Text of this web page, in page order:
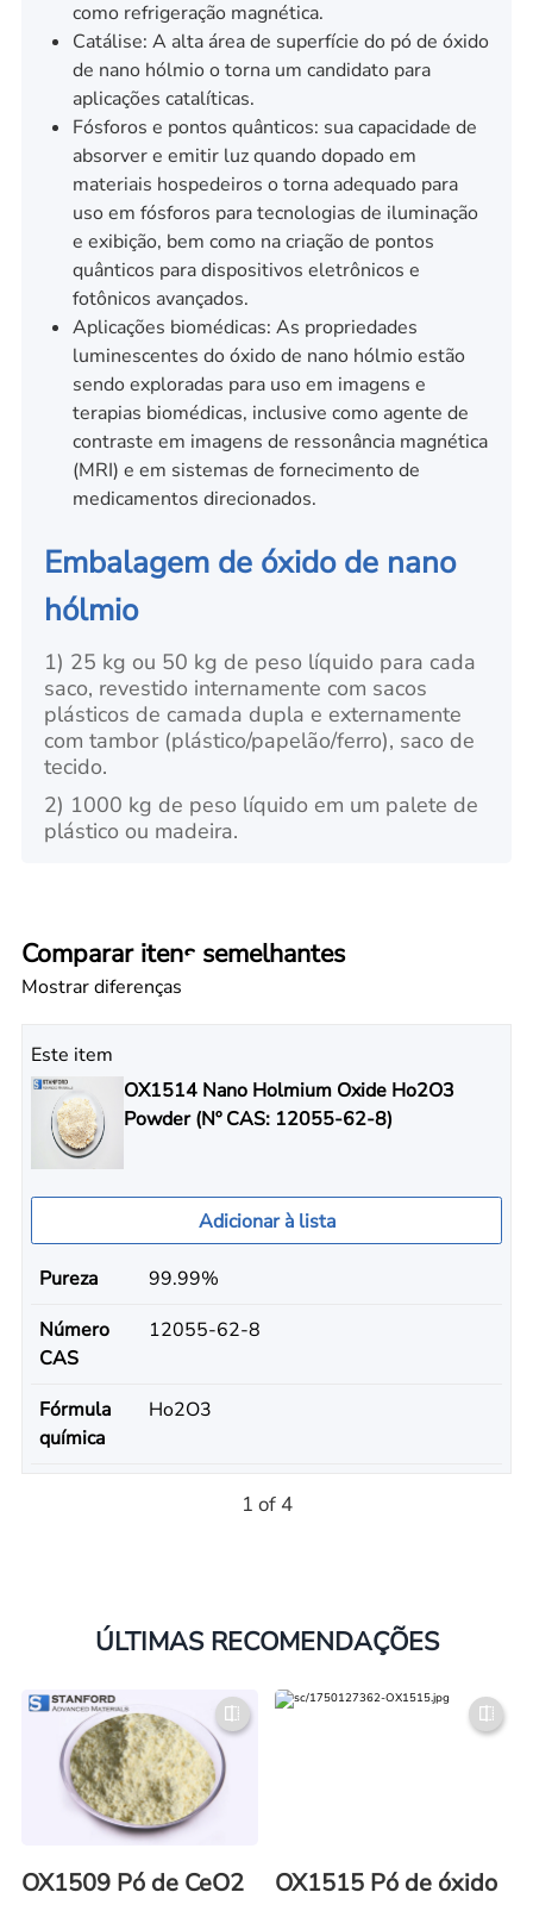
como refrigeração magnética.
Catálise: A alta área de superfície do pó de óxido
de nano hólmio o torna um candidato para
aplicações catalíticas.
Fósforos e pontos quânticos: sua capacidade de
absorver e emitir luz quando dopado em
materiais hospedeiros o torna adequado para
uso em fósforos para tecnologias de iluminação
e exibição, bem como na criação de pontos
quânticos para dispositivos eletrônicos e
fotônicos avançados.
Aplicações biomédicas: As propriedades
luminescentes do óxido de nano hólmio estão
sendo exploradas para uso em imagens e
terapias biomédicas, inclusive como agente de
contraste em imagens de ressonância magnética
(MRI) e em sistemas de fornecimento de
medicamentos direcionados.
Embalagem de óxido de nano
hólmio
1) 25 kg ou 50 kg de peso líquido para cada
saco, revestido internamente com sacos
plásticos de camada dupla e externamente
com tambor (plástico/papelão/ferro), saco de
tecido.
2) 1000 kg de peso líquido em um palete de
plástico ou madeira.
Comparar itens semelhantes
Mostrar diferenças
Este item
OX1514 Nano Holmium Oxide Ho2O3
Powder (Nº CAS: 12055-62-8)
Adicionar à lista
Pureza
99.99%
Número
CAS
12055-62-8
Fórmula
química
Ho2O3
1 of 4
ÚLTIMAS RECOMENDAÇÕES
OX1509 Pó de CeO2
OX1515 Pó de óxido